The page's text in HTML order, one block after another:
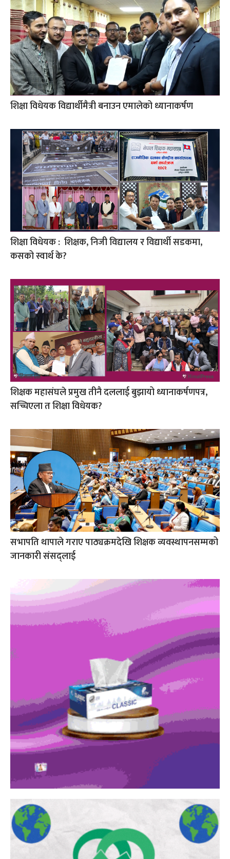
शिक्षा विधेयक विद्यार्थीमैत्री बनाउन एमालेको ध्यानाकर्षण
शिक्षा विधेयक : शिक्षक, निजी विद्यालय र विद्यार्थी सडकमा,
कसको स्वार्थ के?
शिक्षक महासंघले प्रमुख तीनै दललाई बुझायो ध्यानाकर्षणपत्र,
सच्चिएला त शिक्षा विधेयक?
सभापति थापाले गराए पाठ्यक्रमदेखि शिक्षक व्यवस्थापनसम्मको
जानकारी संसद्लाई